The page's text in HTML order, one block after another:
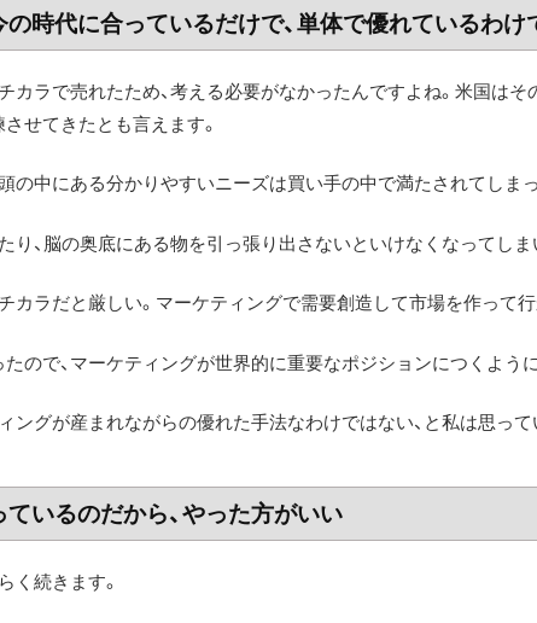
時代に合っているだけで、単体で優れているわけ
カラで売れたため、考える必要がなかったんですよね。米国はそ
せてきたとも言えます。
の中にある分かりやすいニーズは買い手の中で満たされてしま
り、脳の奥底にある物を引っ張り出さないといけなくなってしま
カラだと厳しい。マーケティングで需要創造して市場を作って行
ので、マーケティングが世界的に重要なポジションにつくよう
ングが産まれながらの優れた手法なわけではない、と私は思って
いるのだから、やった方がいい
く続きます。